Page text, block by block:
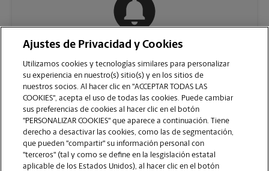
Ajustes de Privacidad y Cookies
Utilizamos cookies y tecnologías similares para personalizar
su experiencia en nuestro(s) sitio(s) y en los sitios de
nuestros socios. Al hacer clic en "ACCEPTAR TODAS LAS
COOKIES", acepta el uso de todas las cookies. Puede cambiar
sus preferencias de cookies al hacer clic en el botón
"PERSONALIZAR COOKIES" que aparece a continuación. Tiene
derecho a desactivar las cookies, como las de segmentación,
que pueden "compartir" su información personal con
"terceros" (tal y como se define en la lesgislación estatal
aplicable de los Estados Unidos), al hacer clic en el botón